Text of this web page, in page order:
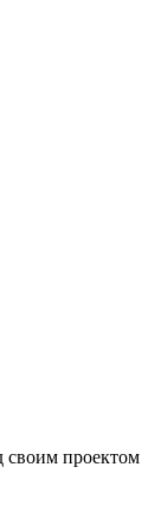
своим проектом